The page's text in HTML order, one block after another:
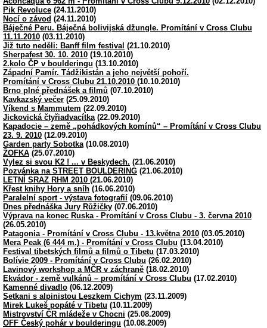
Pik Revoluce (24.11.2010)
Nocí o závod (24.11.2010)
Báječné Peru. Báječná bolivijská džungle. Promítání v Cross Clubu
11.11.2010 (03.11.2010)
Již tuto neděli: Banff film festival (21.10.2010)
Sherpafest 30. 10. 2010 (19.10.2010)
2.kolo ČP v boulderingu (13.10.2010)
Západní Pamír. Tádžikistán a jeho největší pohoří.
Promítání v Cross Clubu 21.10.2010 (10.10.2010)
Brno plné přednášek a filmů (07.10.2010)
Kavkazský večer (25.09.2010)
Víkend s Mammutem (22.09.2010)
Jickovická čtyřiadvacítka (22.09.2010)
Kapadocie – země „pohádkových komínů“ – Promítání v Cross Clubu
23. 9. 2010 (12.09.2010)
Garden party Sobotka (10.08.2010)
ŽOFKA (25.07.2010)
Vylez si svou K2 ! ... v Beskydech. (21.06.2010)
Pozvánka na STREET BOULDERING (21.06.2010)
LETNÍ SRAZ RHM 2010 (21.06.2010)
Křest knihy Hory a sníh (16.06.2010)
Paralelní sport - výstava fotografií (09.06.2010)
Dnes přednáška Jury Růžičky (07.06.2010)
Výprava na konec Ruska - Promítání v Cross Clubu - 3. června 2010
(26.05.2010)
Patagonia - Promítání v Cross Clubu - 13.května 2010 (03.05.2010)
Mera Peak (6 444 m.) - Promítání v Cross Clubu (13.04.2010)
Festival tibetských filmů a filmů o Tibetu (17.03.2010)
Bolívie 2009 - Promítání v Cross Clubu (26.02.2010)
Lavinový workshop a MČR v záchraně (18.02.2010)
Ekvádor - země vulkánů – promítání v Cross Clubu (17.02.2010)
Kamenné divadlo (06.12.2009)
Setkani s alpinistou Leszkem Cichym (23.11.2009)
Mirek Lukeš popáté v Tibetu (10.11.2009)
Mistrovství ČR mládeže v Chocni (25.08.2009)
OFF Český pohár v boulderingu (10.08.2009)